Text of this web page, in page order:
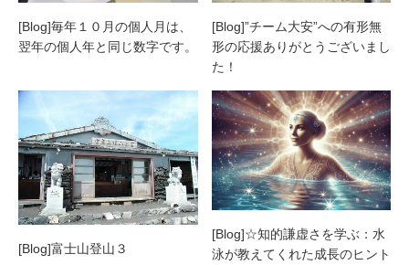
[Blog]毎年１０月の個人月は、
翌年の個人年と同じ数字です。
[Blog]”チーム大安”への有形無
形の応援ありがとうございまし
た！
[Blog]富士山登山３
[Blog]☆知的謙虚さを学ぶ：水
泳が教えてくれた成長のヒント